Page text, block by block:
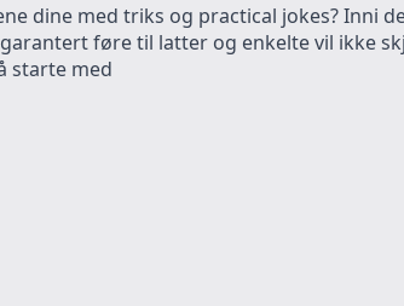
dine med triks og practical jokes?
føre til latter og enkelte vil ikke
starte med